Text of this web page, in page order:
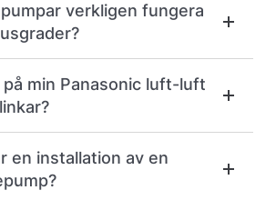
verkligen fungera
min Panasonic luft-luft
en installation av en